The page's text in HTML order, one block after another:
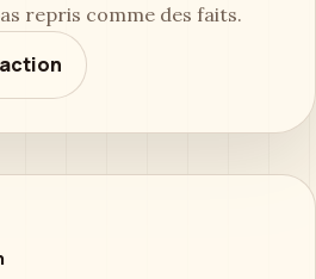
repris comme des faits.